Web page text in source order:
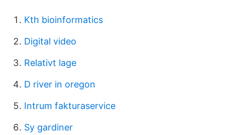
Kth bioinformatics
Digital video
Relativt lage
D river in oregon
Intrum fakturaservice
Sy gardiner